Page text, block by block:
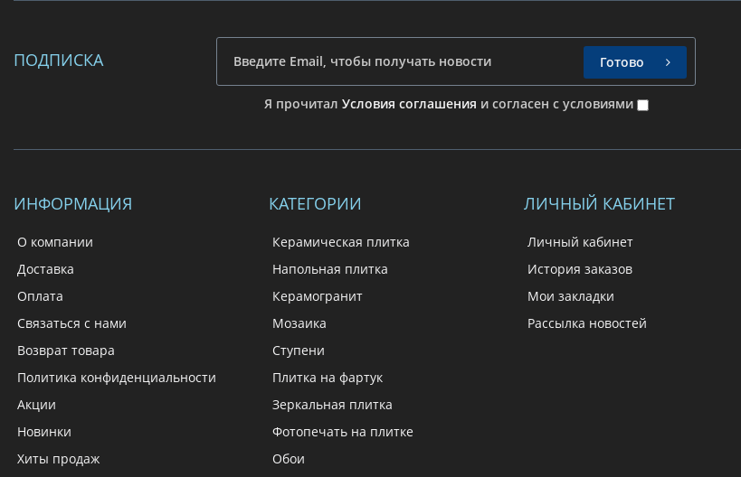
ПОДПИСКА
Я прочитал Условия соглашения и согласен с условиями
Готово
ИНФОРМАЦИЯ
О компании
Доставка
Оплата
Связаться с нами
Возврат товара
Политика конфиденциальности
Акции
Новинки
Хиты продаж
КАТЕГОРИИ
Керамическая плитка
Напольная плитка
Керамогранит
Мозаика
Ступени
Плитка на фартук
Зеркальная плитка
Фотопечать на плитке
Обои
ЛИЧНЫЙ КАБИНЕТ
Личный кабинет
История заказов
Мои закладки
Рассылка новостей